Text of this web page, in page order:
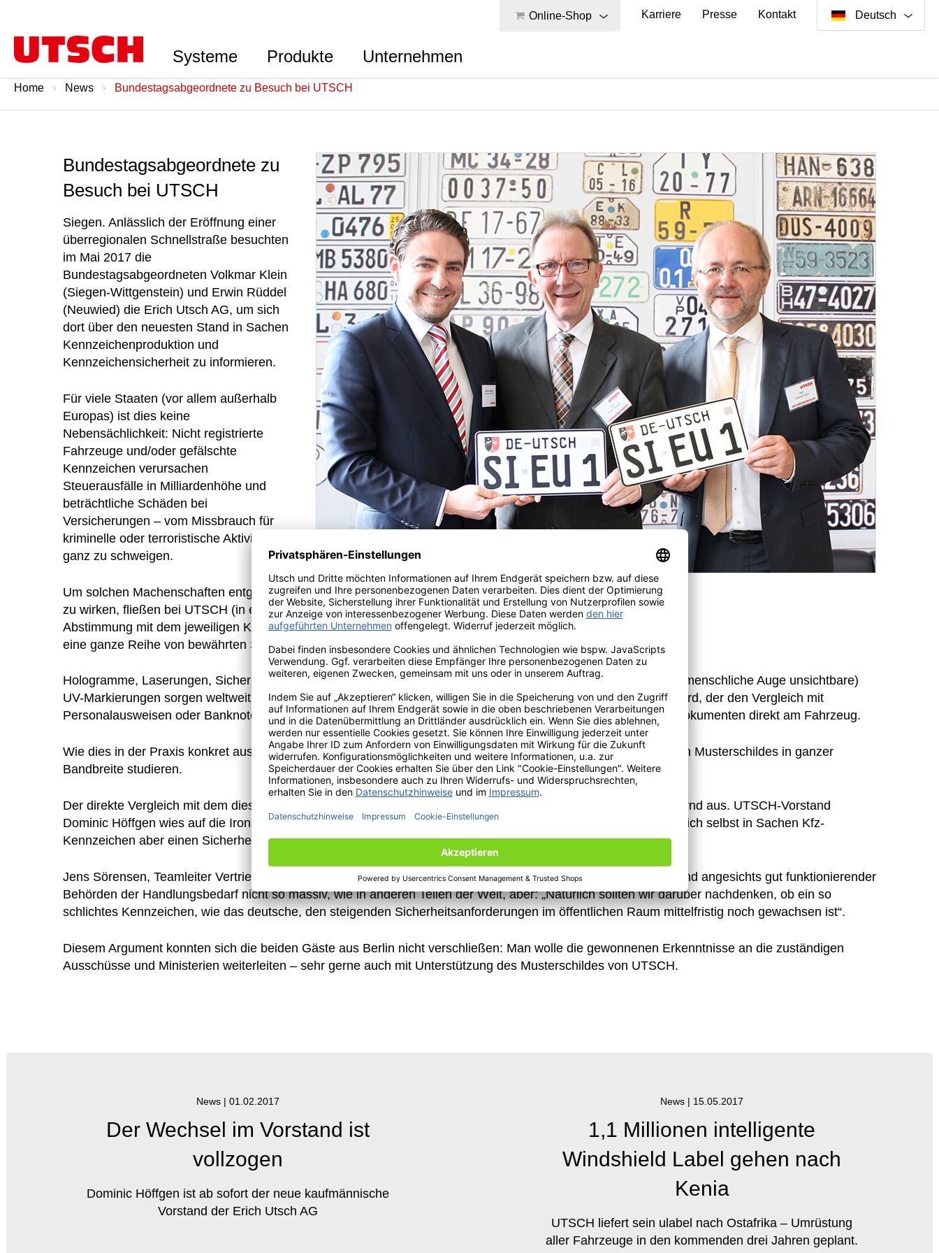
Online-Shop Karriere Presse Kontakt Deutsch
Systeme Produkte Unternehmen
Home News Bundestagsabgeordnete zu Besuch bei UTSCH
Bundestagsabgeordnete zu
Besuch bei UTSCH
Siegen. Anlässlich der Eröffnung einer
überregionalen Schnellstraße besuchten
im Mai 2017 die
Bundestagsabgeordneten Volkmar Klein
(Siegen-Wittgenstein) und Erwin Rüddel
(Neuwied) die Erich Utsch AG, um sich
dort über den neuesten Stand in Sachen
Kennzeichenproduktion und
Kennzeichensicherheit zu informieren.
Für viele Staaten (vor allem außerhalb
Europas) ist dies keine
Nebensächlichkeit: Nicht registrierte
Fahrzeuge und/oder gefälschte
Kennzeichen verursachen
Steuerausfälle in Milliardenhöhe und
beträchtliche Schäden bei
Versicherungen – vom Missbrauch für
kriminelle oder terroristische Aktivitäten
ganz zu schweigen.
Um solchen Machenschaften entgegen
zu wirken, fließen bei UTSCH (in enger
Abstimmung mit dem jeweiligen Kunden)
eine ganze Reihe von bewährten Sicherheitsmerkmalenin die Kennzeichenproduktion ein.
Hologramme, Laserungen, Sicherheitsfolien, Landeswappen, Kodierungen, Laser-Wasserzeichen oder (für das menschliche Auge unsichtbare)
UV-Markierungen sorgen weltweit bei der Fahrzeugregistrierung und –identifizierung für einen Sicherheitsstandard, der den Vergleich mit
Personalausweisen oder Banknoten nicht scheuen muss. Kennzeichen von UTSCH werden so zu staatlichen Dokumenten direkt am Fahrzeug.
Wie dies in der Praxis konkret aussieht, konnten die Gäste anhand eines speziell für solche Zwecke produzierten Musterschildes in ganzer
Bandbreite studieren.
Der direkte Vergleich mit dem diesbezüglich sehr schlicht gehaltenen deutschen Kennzeichen fiel eher ernüchternd aus. UTSCH-Vorstand
Dominic Höffgen wies auf die Ironie hin: „Deutschland ist in diesem Sektor weltweiter Technologieführer, leistet sich selbst in Sachen Kfz-
Kennzeichen aber einen Sicherheitsstandard, der geringer kaum sein könnte“.
Jens Sörensen, Teamleiter Vertrieb Deutschland, nahm den Faden gerne auf: Glücklicherweise sei in Deutschland angesichts gut funktionierender
Behörden der Handlungsbedarf nicht so massiv, wie in anderen Teilen der Welt, aber: „Natürlich sollten wir darüber nachdenken, ob ein so
schlichtes Kennzeichen, wie das deutsche, den steigenden Sicherheitsanforderungen im öffentlichen Raum mittelfristig noch gewachsen ist“.
Diesem Argument konnten sich die beiden Gäste aus Berlin nicht verschließen: Man wolle die gewonnenen Erkenntnisse an die zuständigen
Ausschüsse und Ministerien weiterleiten – sehr gerne auch mit Unterstützung des Musterschildes von UTSCH.
News | 01.02.2017
Der Wechsel im Vorstand ist
vollzogen
Dominic Höffgen ist ab sofort der neue kaufmännische
Vorstand der Erich Utsch AG
News | 15.05.2017
1,1 Millionen intelligente
Windshield Label gehen nach
Kenia
UTSCH liefert sein ulabel nach Ostafrika – Umrüstung
aller Fahrzeuge in den kommenden drei Jahren geplant.